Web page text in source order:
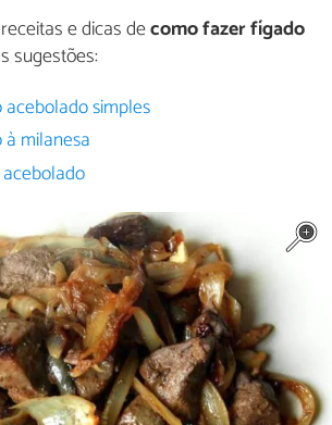
e dicas decomo fazer fígado
sugestões:
simples
milanesa